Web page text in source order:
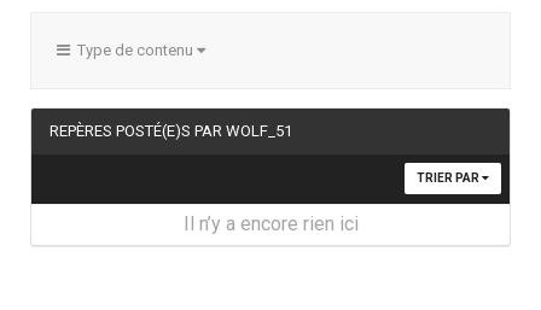
Type de contenu
REPÈRES POSTÉ(E)S PAR WOLF_51
TRIER PAR
Il n’y a encore rien ici